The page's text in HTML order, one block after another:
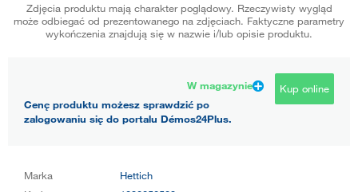
Zdjęcia produktu mają charakter poglądowy. Rzeczywisty wygląd
może odbiegać od prezentowanego na zdjęciach. Faktyczne parametry
wykończenia znajdują się w nazwie i/lub opisie produktu.
W magazynie
Cenę produktu możesz sprawdzić po
zalogowaniu się do portalu Démos24Plus.
Kup online
Marka
Hettich